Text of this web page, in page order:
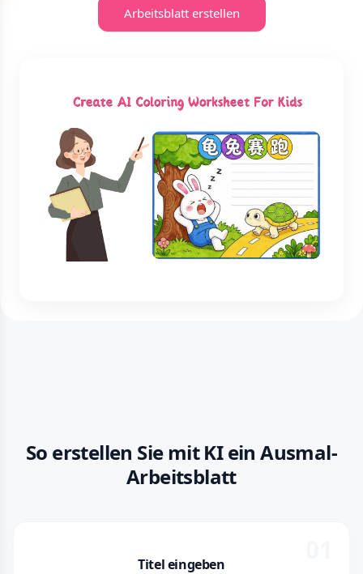
Arbeitsblatt erstellen
So erstellen Sie mit KI ein Ausmal-
Arbeitsblatt
Titel eingeben